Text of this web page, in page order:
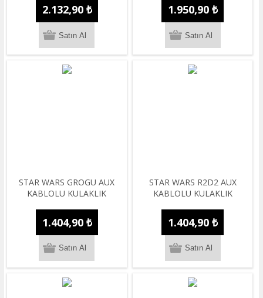
2.132,90 ₺ 1.950,90 ₺
STAR WARS GROGU AUX
KABLOLU KULAKLIK
1.404,90 ₺
STAR WARS R2D2 AUX
KABLOLU KULAKLIK
1.404,90 ₺